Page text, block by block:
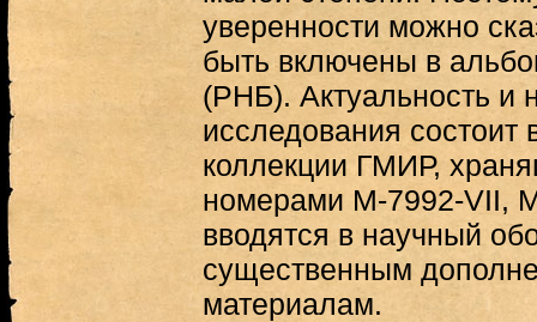
уверенности можно
быть включены в
(РНБ). Актуальность и
исследования состоит
коллекции ГМИР,
номерами М-7992-VII,
вводятся в научный
существенным
материалам.